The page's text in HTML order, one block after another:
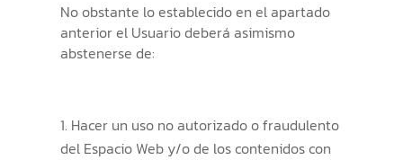
No obstante lo establecido en el apartado
anterior el Usuario deberá asimismo
abstenerse de:
Hacer un uso no autorizado o fraudulento
del Espacio Web y/o de los contenidos con